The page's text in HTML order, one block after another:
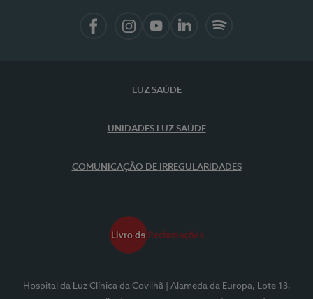
LUZ SAÚDE
UNIDADES LUZ SAÚDE
COMUNICAÇÃO DE IRREGULARIDADES
Hospital da Luz Clínica da Covilhã
| Alameda da Europa, Lote 13,